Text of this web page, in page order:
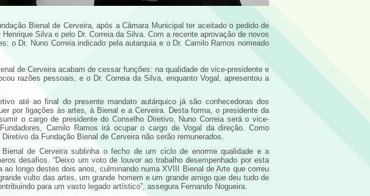
Bienal de Cerveira, após a Câmara Municipal ter aceitado o pedido de
Silva e pelo Dr. Correia da Silva. Com a recente aprovação de novos
o Dr. Nuno Correia indicado pela autarquia e o Dr. Camilo Ramos nomeado
de Cerveira acabam de cessar funções: na qualidade de vice-presidente e
razões pessoais, e o Dr. Correia da Silva, enquanto Vogal, apresentou a
até ao final do presente mandato autárquico já são conhecedoras dos
por ligações às artes, à Bienal e a Cerveira. Desta forma, o presidente da
o cargo de presidente do Conselho Diretivo, Nuno Correia será o vice-
Camilo Ramos irá ocupar o cargo de Vogal da direção. Como
da Fundação Bienal de Cerveira não serão remunerados.
de Cerveira sublinha o fecho de um ciclo de enorme qualidade e a
desafios. “Deixo um voto de louvor ao trabalho desempenhado por esta
ao longo destes dois anos, culminando numa XVIII Bienal de Arte que correu
vulto das artes, um grande homem e um grande amigo que deu tudo de
para um vasto legado artístico”, assegura Fernando Nogueira.